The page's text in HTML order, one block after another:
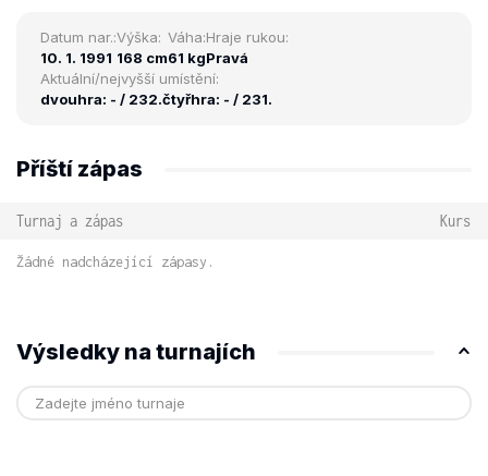
Datum nar.:
10. 1. 1991
Výška:
168 cm
Váha:
61 kg
Hraje rukou:
Pravá
Aktuální/nejvyšší umístění:
dvouhra: - / 232.čtyřhra: - / 231.
Příští zápas
Turnaj a zápas Kurs
Žádné nadcházející zápasy.
Výsledky na turnajích